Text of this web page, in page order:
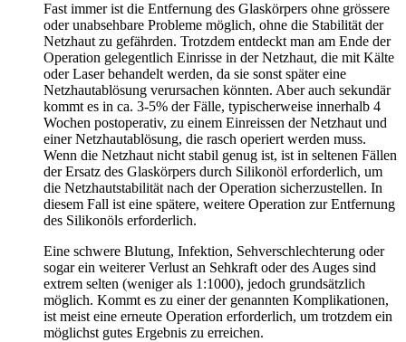
Fast immer ist die Entfernung des Glaskörpers ohne grössere
oder unabsehbare Probleme möglich, ohne die Stabilität der
Netzhaut zu gefährden. Trotzdem entdeckt man am Ende der
Operation gelegentlich Einrisse in der Netzhaut, die mit Kälte
oder Laser behandelt werden, da sie sonst später eine
Netzhautablösung verursachen könnten. Aber auch sekundär
kommt es in ca. 3-5% der Fälle, typischerweise innerhalb 4
Wochen postoperativ, zu einem Einreissen der Netzhaut und
einer Netzhautablösung, die rasch operiert werden muss.
Wenn die Netzhaut nicht stabil genug ist, ist in seltenen Fällen
der Ersatz des Glaskörpers durch Silikonöl erforderlich, um
die Netzhautstabilität nach der Operation sicherzustellen. In
diesem Fall ist eine spätere, weitere Operation zur Entfernung
des Silikonöls erforderlich.
Eine schwere Blutung, Infektion, Sehverschlechterung oder
sogar ein weiterer Verlust an Sehkraft oder des Auges sind
extrem selten (weniger als 1:1000), jedoch grundsätzlich
möglich. Kommt es zu einer der genannten Komplikationen,
ist meist eine erneute Operation erforderlich, um trotzdem ein
möglichst gutes Ergebnis zu erreichen.